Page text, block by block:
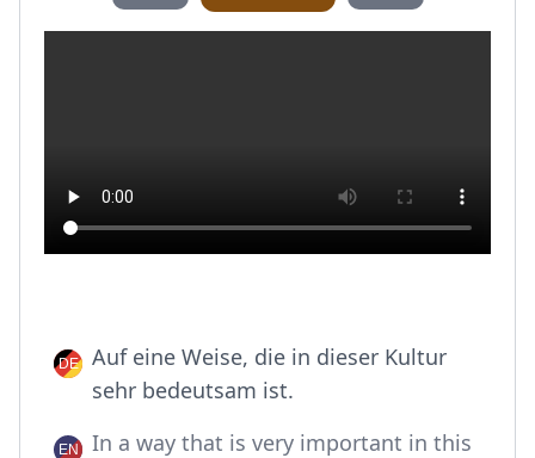
Auf eine Weise, die in dieser Kultur
sehr bedeutsam ist.
In a way that is very important in this